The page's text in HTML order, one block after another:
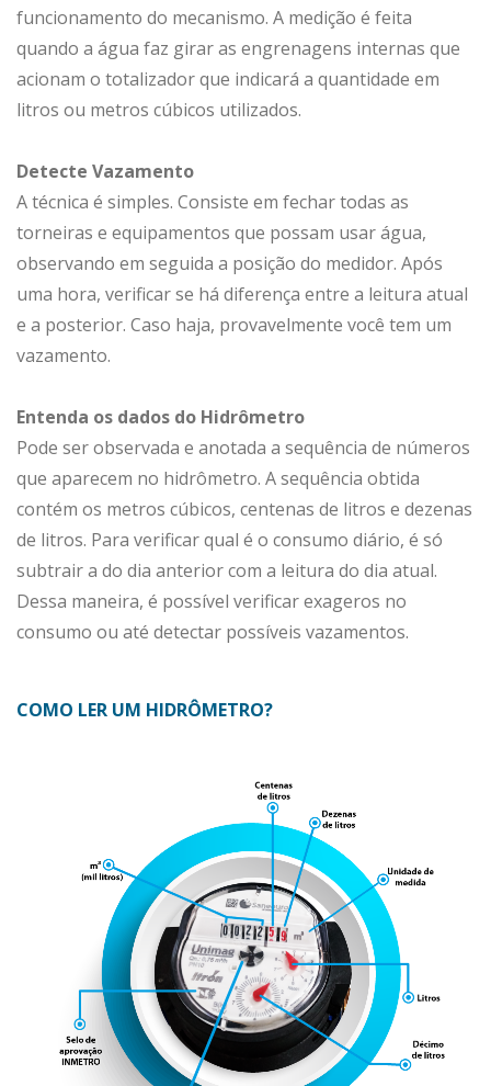
funcionamento do mecanismo. A medição é feita
quando a água faz girar as engrenagens internas que
acionam o totalizador que indicará a quantidade em
litros ou metros cúbicos utilizados.
Detecte Vazamento
A técnica é simples. Consiste em fechar todas as
torneiras e equipamentos que possam usar água,
observando em seguida a posição do medidor. Após
uma hora, verificar se há diferença entre a leitura atual
e a posterior. Caso haja, provavelmente você tem um
vazamento.
Entenda os dados do Hidrômetro
Pode ser observada e anotada a sequência de números
que aparecem no hidrômetro. A sequência obtida
contém os metros cúbicos, centenas de litros e dezenas
de litros. Para verificar qual é o consumo diário, é só
subtrair a do dia anterior com a leitura do dia atual.
Dessa maneira, é possível verificar exageros no
consumo ou até detectar possíveis vazamentos.
COMO LER UM HIDRÔMETRO?